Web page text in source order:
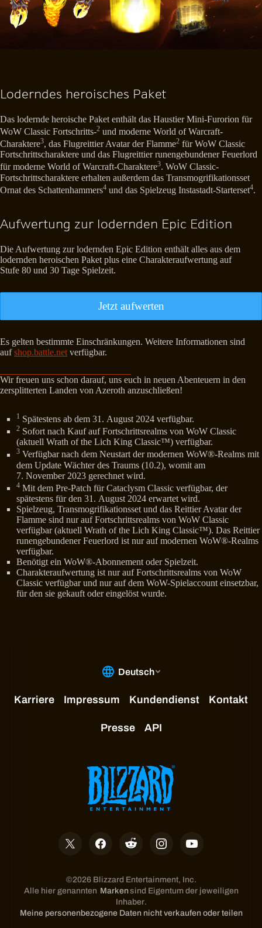
Loderndes heroisches Paket
Das lodernde heroische Paket enthält das Haustier Mini-Furorion für
WoW Classic Fortschritts-2 und moderne World of Warcraft-
Charaktere3, das Flugreittier Avatar der Flamme2 für WoW Classic
Fortschrittscharaktere und das Flugreittier runengebundener Feuerlord
für moderne World of Warcraft-Charaktere3. WoW Classic-
Fortschrittscharaktere erhalten außerdem das Transmogrifikationsset
Ornat des Schattenhammers4 und das Spielzeug Instastadt-Starterset4.
Aufwertung zur lodernden Epic Edition
Die Aufwertung zur lodernden Epic Edition enthält alles aus dem
lodernden heroischen Paket plus eine Charakteraufwertung auf
Stufe 80 und 30 Tage Spielzeit.
Jetzt aufwerten
Es gelten bestimmte Einschränkungen. Weitere Informationen sind
aufshop.battle.net verfügbar.
Wir freuen uns schon darauf, uns euch in neuen Abenteuern in den
zersplitterten Landen von Azeroth anzuschließen!
1 Spätestens ab dem 31. August 2024 verfügbar.
2 Sofort nach Kauf auf Fortschrittsrealms von WoW Classic
(aktuell Wrath of the Lich King Classic™) verfügbar.
3 Verfügbar nach dem Neustart der modernen WoW®-Realms mit
dem Update Wächter des Traums (10.2), womit am
7. November 2023 gerechnet wird.
4 Mit dem Pre-Patch für Cataclysm Classic verfügbar, der
spätestens für den 31. August 2024 erwartet wird.
Spielzeug, Transmogrifikationsset und das Reittier Avatar der
Flamme sind nur auf Fortschrittsrealms von WoW Classic
verfügbar (aktuell Wrath of the Lich King Classic™). Das Reittier
runengebundener Feuerlord ist nur auf modernen WoW®-Realms
verfügbar.
Benötigt ein WoW®-Abonnement oder Spielzeit.
Charakteraufwertung ist nur auf Fortschrittsrealms von WoW
Classic verfügbar und nur auf dem WoW-Spielaccount einsetzbar,
für den sie gekauft oder eingelöst wurde.